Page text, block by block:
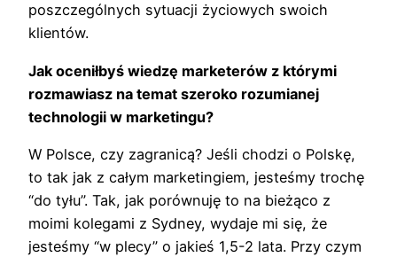
poszczególnych sytuacji życiowych swoich
klientów.
Jak oceniłbyś wiedzę marketerów z którymi
rozmawiasz na temat szeroko rozumianej
technologii w marketingu?
W Polsce, czy zagranicą? Jeśli chodzi o Polskę,
to tak jak z całym marketingiem, jesteśmy trochę
“do tyłu”. Tak, jak porównuję to na bieżąco z
moimi kolegami z Sydney, wydaje mi się, że
jesteśmy “w plecy” o jakieś 1,5-2 lata. Przy czym